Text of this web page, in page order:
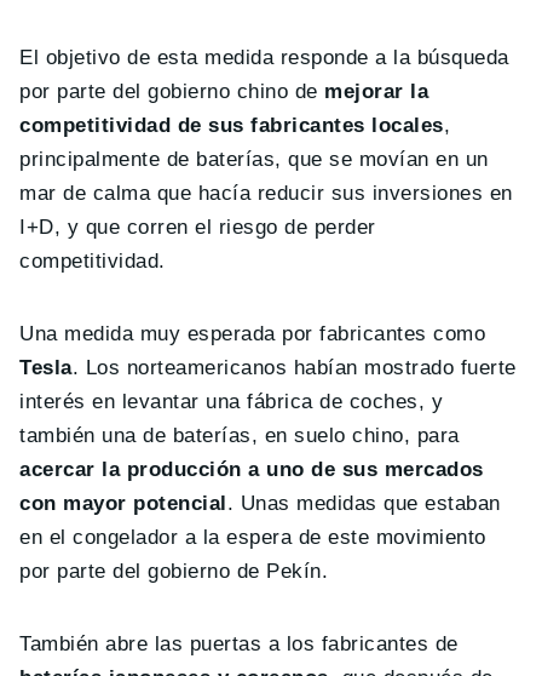
El objetivo de esta medida responde a la búsqueda
por parte del gobierno chino de mejorar la
competitividad de sus fabricantes locales,
principalmente de baterías, que se movían en un
mar de calma que hacía reducir sus inversiones en
I+D, y que corren el riesgo de perder
competitividad.
Una medida muy esperada por fabricantes como
Tesla. Los norteamericanos habían mostrado fuerte
interés en levantar una fábrica de coches, y
también una de baterías, en suelo chino, para
acercar la producción a uno de sus mercados
con mayor potencial. Unas medidas que estaban
en el congelador a la espera de este movimiento
por parte del gobierno de Pekín.
También abre las puertas a los fabricantes de